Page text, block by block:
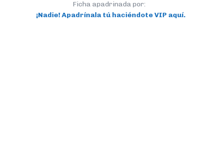
Ficha apadrinada por:
¡Nadie! Apadrínala tú haciéndote VIP aquí.